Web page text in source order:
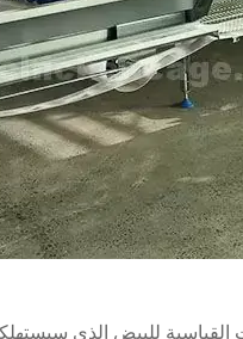
للبيض الذي